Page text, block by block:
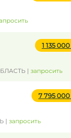
1 135 000
| запросить
7 795 000
| запросить